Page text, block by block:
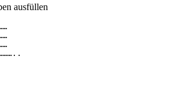
ausfüllen